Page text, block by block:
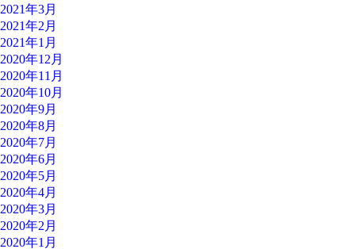
2021年3月
2021年2月
2021年1月
2020年12月
2020年11月
2020年10月
2020年9月
2020年8月
2020年7月
2020年6月
2020年5月
2020年4月
2020年3月
2020年2月
2020年1月